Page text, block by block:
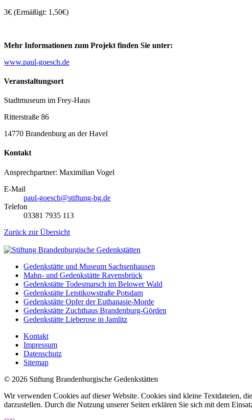
3€ (Ermäßigt: 1,50€)
Mehr Informationen zum Projekt finden Sie unter:
www.paul-goesch.de
Veranstaltungsort
Stadtmuseum im Frey-Haus
Ritterstraße 86
14770 Brandenburg an der Havel
Kontakt
Ansprechpartner: Maximilian Vogel
E-Mail
paul-goesch@stiftung-bg.de
Telefon
03381 7935 113
Zurück zur Übersicht
Gedenkstätte und Museum Sachsenhausen
Mahn- und Gedenkstätte Ravensbrück
Gedenkstätte Todesmarsch im Belower Wald
Gedenkstätte Leistikowstraße Potsdam
Gedenkstätte Opfer der Euthanasie-Morde
Gedenkstätte Zuchthaus Brandenburg-Görden
Gedenkstätte Lieberose in Jamlitz
Kontakt
Impressum
Datenschutz
Sitemap
© 2026 Stiftung Brandenburgische Gedenkstätten
Wir verwenden Cookies auf dieser Website. Cookies sind kleine Textdateien,
darzustellen. Durch die Nutzung unserer Seiten erklären Sie sich mit dem